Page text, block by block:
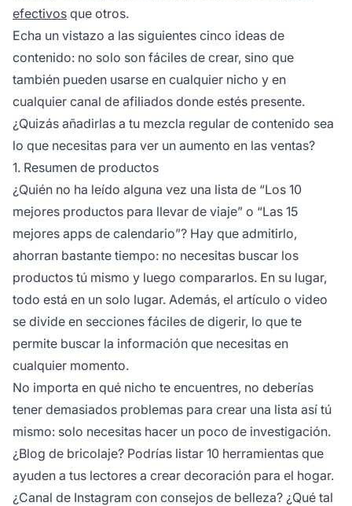
efectivos que otros.
Echa un vistazo a las siguientes cinco ideas de
contenido: no solo son fáciles de crear, sino que
también pueden usarse en cualquier nicho y en
cualquier canal de afiliados donde estés presente.
¿Quizás añadirlas a tu mezcla regular de contenido sea
lo que necesitas para ver un aumento en las ventas?
1. Resumen de productos
¿Quién no ha leído alguna vez una lista de “Los 10
mejores productos para llevar de viaje” o “Las 15
mejores apps de calendario”? Hay que admitirlo,
ahorran bastante tiempo: no necesitas buscar los
productos tú mismo y luego compararlos. En su lugar,
todo está en un solo lugar. Además, el artículo o video
se divide en secciones fáciles de digerir, lo que te
permite buscar la información que necesitas en
cualquier momento.
No importa en qué nicho te encuentres, no deberías
tener demasiados problemas para crear una lista así tú
mismo: solo necesitas hacer un poco de investigación.
¿Blog de bricolaje? Podrías listar 10 herramientas que
ayuden a tus lectores a crear decoración para el hogar.
¿Canal de Instagram con consejos de belleza? ¿Qué tal